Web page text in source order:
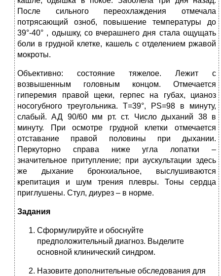
После сильного переохлаждения отмечала
потрясающий озноб, повышение температуры до
39°-40° , одышку, со вчерашнего дня стала ощущать
боли в грудной клетке, кашель с отделением ржавой
мокроты.
Объективно: состояние тяжелое. Лежит с
возвышенным головным концом. Отмечается
гиперемия правой щеки, герпес на губах, цианоз
носогубного треугольника. Т=39°, PS=98 в минуту,
слабый. АД 90/60 мм рт. ст. Число дыханий 38 в
минуту. При осмотре грудной клетки отмечается
отставание правой половины при дыхании.
Перкуторно справа ниже угла лопатки –
значительное притупление; при аускультации здесь
же дыхание бронхиальное, выслушиваются
крепитация и шум трения плевры. Тоны сердца
приглушены. Стул, диурез – в норме.
Задания
Сформулируйте и обоснуйте
предположительный диагноз. Выделите
основной клинический синдром.
Назовите дополнительные обследования для